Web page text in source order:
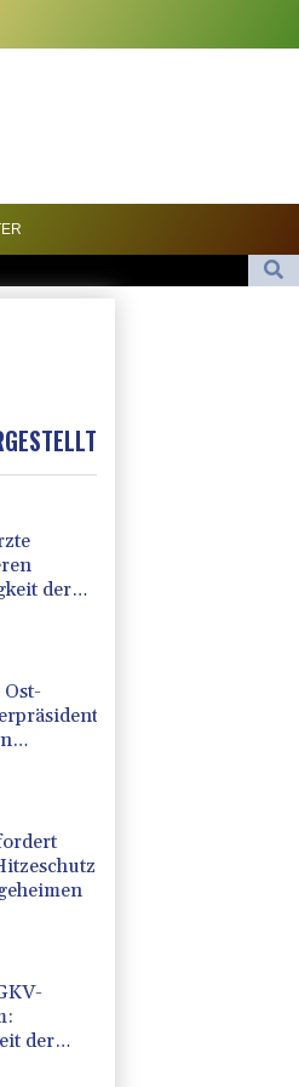
der
Ost-
der